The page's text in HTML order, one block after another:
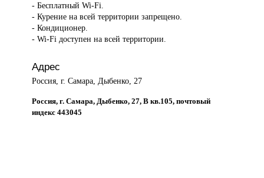
- Бесплатный Wi-Fi.
- Курение на всей территории запрещено.
- Кондиционер.
- Wi-Fi доступен на всей территории.
Адрес
Россия, г. Самара, Дыбенко, 27
Россия, г. Самара, Дыбенко, 27, B кв.105, почтовый
индекс 443045